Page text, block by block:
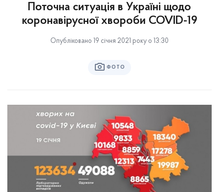
Поточна ситуація в Україні щодо
коронавірусної хвороби COVID-19
Опубліковано 19 січня 2021 року о 13:30
ФОТО